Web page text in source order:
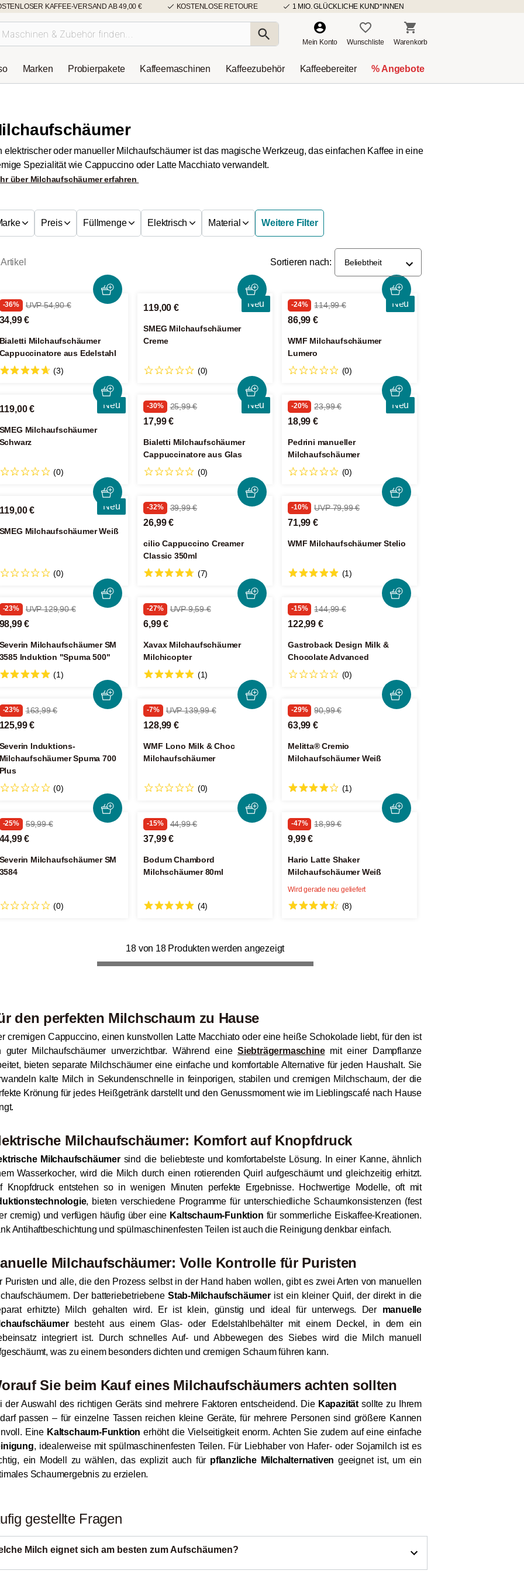
KAFFEE-VERSAND AB 49,00 € KOSTENLOSE RETOURE 1 MIO. GLÜCKLICHE KUND*INNEN
Mein Konto Wunschliste Warenkorb
Marken Probierpakete Kaffeemaschinen Kaffeezubehör Kaffeebereiter % Angebote
elektrischer oder manueller Milchaufschäumer ist das magische Werkzeug, das einfachen Kaffee in eine
Spezialität wie Cappuccino oder Latte Macchiato verwandelt.
über Milchaufschäumer erfahren
Preis Füllmenge Elektrisch Material Weitere Filter
Sortieren nach: Beliebtheit
-36% UVP 54,90 €
€
Milchaufschäumer
aus Edelstahl
(3)
Neu
119,00 €
SMEG Milchaufschäumer
Creme
(0)
Neu
-24% 114,99 €
86,99 €
WMF Milchaufschäumer
Lumero
(0)
Neu
€
Milchaufschäumer
(0)
Neu
-30% 25,99 €
17,99 €
Bialetti Milchaufschäumer
Cappuccinatore aus Glas
(0)
Neu
-20% 23,99 €
18,99 €
Pedrini manueller
Milchaufschäumer
(0)
Neu
€
Milchaufschäumer Weiß
(0)
-32% 39,99 €
26,99 €
cilio Cappuccino Creamer
Classic 350ml
(7)
-10% UVP 79,99 €
71,99 €
WMF Milchaufschäumer Stelio
(1)
-23% UVP 129,90 €
€
Milchaufschäumer SM
Induktion "Spuma 500"
(1)
-27% UVP 9,59 €
6,99 €
Xavax Milchaufschäumer
Milchicopter
(1)
-15% 144,99 €
122,99 €
Gastroback Design Milk &
Chocolate Advanced
(0)
-23% 163,99 €
€
Induktions-
Spuma 700
(0)
-7% UVP 139,99 €
128,99 €
WMF Lono Milk & Choc
Milchaufschäumer
(0)
-29% 90,99 €
63,99 €
Melitta® Cremio
Milchaufschäumer Weiß
(1)
-25% 59,99 €
€
Milchaufschäumer SM
(0)
-15% 44,99 €
37,99 €
Bodum Chambord
Milchschäumer 80ml
(4)
-47% 18,99 €
9,99 €
Hario Latte Shaker
Milchaufschäumer Weiß
(8)
Wird gerade neu geliefert
18 von 18 Produkten werden angezeigt
den perfekten Milchschaum zu Hause
cremigen Cappuccino, einen kunstvollen Latte Macchiato oder eine heiße Schokolade liebt, für den ist
guter Milchaufschäumer unverzichtbar. Während eineSiebträgermaschinemit einer Dampflanze
bieten separate Milchschäumer eine einfache und komfortable Alternative für jeden Haushalt. Sie
kalte Milch in Sekundenschnelle in feinporigen, stabilen und cremigen Milchschaum, der die
Krönung für jedes Heißgetränk darstellt und den Genussmoment wie im Lieblingscafé nach Hause
Milchaufschäumer: Komfort auf Knopfdruck
Milchaufschäumersind die beliebteste und komfortabelste Lösung. In einer Kanne, ähnlich
Wasserkocher, wird die Milch durch einen rotierenden Quirl aufgeschäumt und gleichzeitig erhitzt.
Knopfdruck entstehen so in wenigen Minuten perfekte Ergebnisse. Hochwertige Modelle, oft mit
, bieten verschiedene Programme für unterschiedliche Schaumkonsistenzen (fest
cremig) und verfügen häufig über eine Kaltschaum-Funktion für sommerliche Eiskaffee-Kreationen.
Antihaftbeschichtung und spülmaschinenfesten Teilen ist auch die Reinigung denkbar einfach.
Milchaufschäumer: Volle Kontrolle für Puristen
Puristen und alle, die den Prozess selbst in der Hand haben wollen, gibt es zwei Arten von manuellen
Der batteriebetriebeneStab-Milchaufschäumerist ein kleiner Quirl, der direkt in die
erhitzte) Milch gehalten wird. Er ist klein, günstig und ideal für unterwegs. Der manuelle
besteht aus einem Glas- oder Edelstahlbehälter mit einem Deckel, in dem ein
integriert ist. Durch schnelles Auf- und Abbewegen des Siebes wird die Milch manuell
was zu einem besonders dichten und cremigen Schaum führen kann.
Sie beim Kauf eines Milchaufschäumers achten sollten
der Auswahl des richtigen Geräts sind mehrere Faktoren entscheidend. Die Kapazitätsollte zu Ihrem
passen – für einzelne Tassen reichen kleine Geräte, für mehrere Personen sind größere Kannen
Eine Kaltschaum-Funktion erhöht die Vielseitigkeit enorm. Achten Sie zudem auf eine einfache
, idealerweise mit spülmaschinenfesten Teilen. Für Liebhaber von Hafer- oder Sojamilch ist es
ein Modell zu wählen, das explizit auch für pflanzliche Milchalternativen geeignet ist, um ein
Schaumergebnis zu erzielen.
gestellte Fragen
Milch eignet sich am besten zum Aufschäumen?